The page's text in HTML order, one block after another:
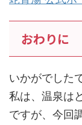
おわりに
いかがでした
私は、温泉は
ですが、今回